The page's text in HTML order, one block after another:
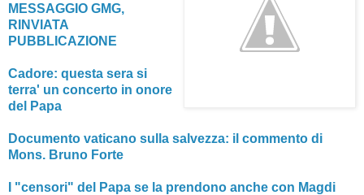
MESSAGGIO GMG,
RINVIATA
PUBBLICAZIONE
Cadore: questa sera si
terra' un concerto in onore
del Papa
Documento vaticano sulla salvezza: il commento di
Mons. Bruno Forte
I "censori" del Papa se la prendono anche con Magdi